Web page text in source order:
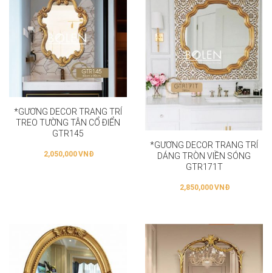
*GƯƠNG DECOR TRANG TRÍ
TREO TƯỜNG TÂN CỔ ĐIỂN
GTR145
2,050,000VNĐ
*GƯƠNG DECOR TRANG TRÍ
DÁNG TRÒN VIỀN SÓNG
GTR171T
2,850,000VNĐ